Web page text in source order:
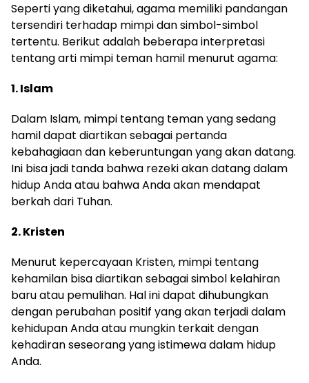
Seperti yang diketahui, agama memiliki pandangan
tersendiri terhadap mimpi dan simbol-simbol
tertentu. Berikut adalah beberapa interpretasi
tentang arti mimpi teman hamil menurut agama:
1. Islam
Dalam Islam, mimpi tentang teman yang sedang
hamil dapat diartikan sebagai pertanda
kebahagiaan dan keberuntungan yang akan datang.
Ini bisa jadi tanda bahwa rezeki akan datang dalam
hidup Anda atau bahwa Anda akan mendapat
berkah dari Tuhan.
2. Kristen
Menurut kepercayaan Kristen, mimpi tentang
kehamilan bisa diartikan sebagai simbol kelahiran
baru atau pemulihan. Hal ini dapat dihubungkan
dengan perubahan positif yang akan terjadi dalam
kehidupan Anda atau mungkin terkait dengan
kehadiran seseorang yang istimewa dalam hidup
Anda.